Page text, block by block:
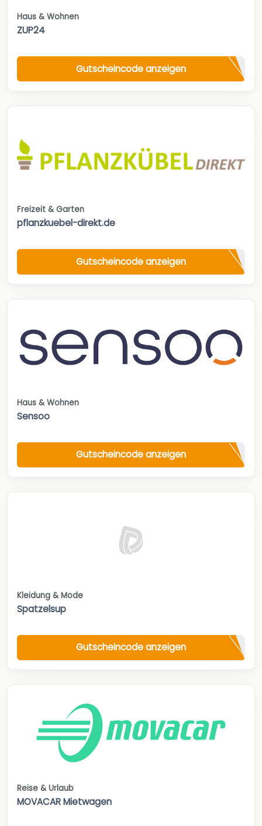
Haus & Wohnen
ZUP24
Gutscheincode anzeigen
Freizeit & Garten
pflanzkuebel-direkt.de
Gutscheincode anzeigen
Haus & Wohnen
Sensoo
Gutscheincode anzeigen
Kleidung & Mode
Spatzelsup
Gutscheincode anzeigen
Reise & Urlaub
MOVACAR Mietwagen